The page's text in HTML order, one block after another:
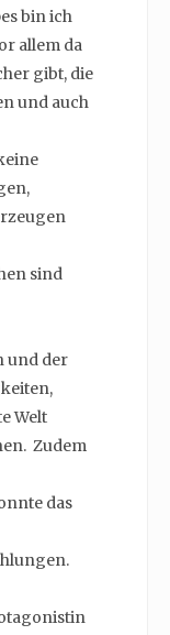
bin ich
allem da
gibt, die
und auch
sind
und der
Welt
Zudem
das